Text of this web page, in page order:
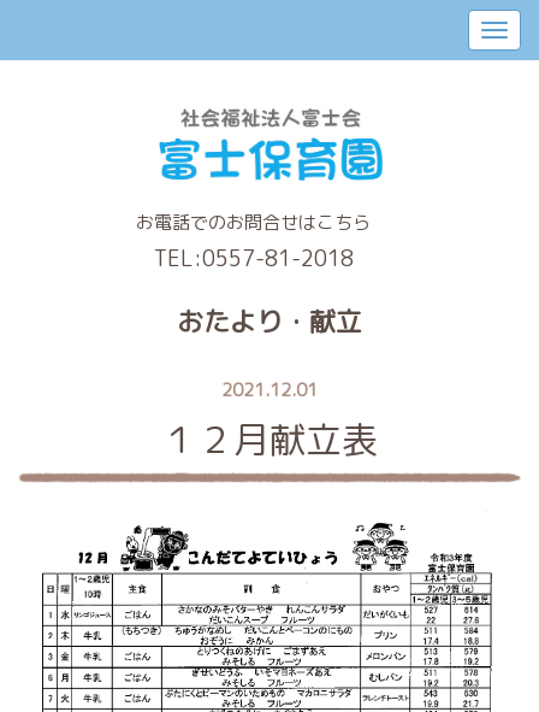
お電話でのお問合せはこちら
TEL:0557-81-2018
おたより・献立
2021.12.01
１２月献立表